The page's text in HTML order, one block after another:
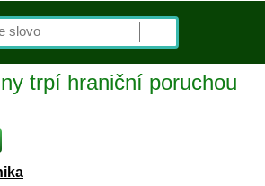
trpí hraniční poruchou